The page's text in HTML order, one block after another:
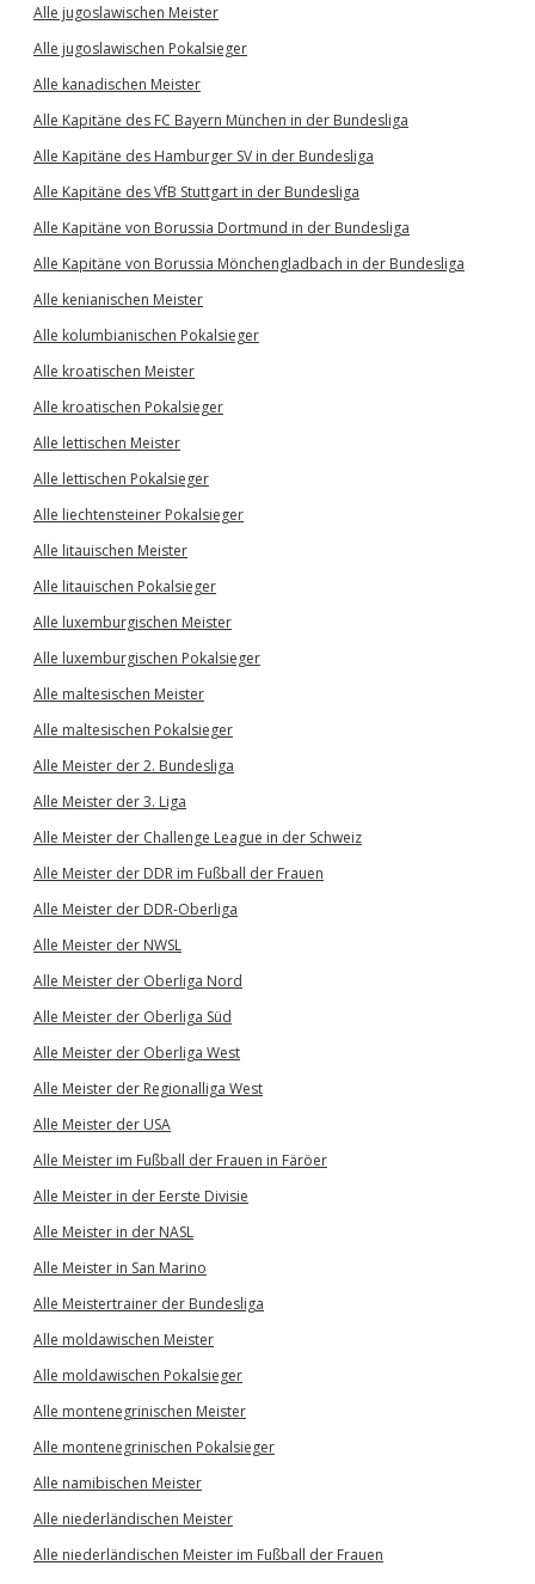
Alle jugoslawischen Meister
Alle jugoslawischen Pokalsieger
Alle kanadischen Meister
Alle Kapitäne des FC Bayern München in der Bundesliga
Alle Kapitäne des Hamburger SV in der Bundesliga
Alle Kapitäne des VfB Stuttgart in der Bundesliga
Alle Kapitäne von Borussia Dortmund in der Bundesliga
Alle Kapitäne von Borussia Mönchengladbach in der Bundesliga
Alle kenianischen Meister
Alle kolumbianischen Pokalsieger
Alle kroatischen Meister
Alle kroatischen Pokalsieger
Alle lettischen Meister
Alle lettischen Pokalsieger
Alle liechtensteiner Pokalsieger
Alle litauischen Meister
Alle litauischen Pokalsieger
Alle luxemburgischen Meister
Alle luxemburgischen Pokalsieger
Alle maltesischen Meister
Alle maltesischen Pokalsieger
Alle Meister der 2. Bundesliga
Alle Meister der 3. Liga
Alle Meister der Challenge League in der Schweiz
Alle Meister der DDR im Fußball der Frauen
Alle Meister der DDR-Oberliga
Alle Meister der NWSL
Alle Meister der Oberliga Nord
Alle Meister der Oberliga Süd
Alle Meister der Oberliga West
Alle Meister der Regionalliga West
Alle Meister der USA
Alle Meister im Fußball der Frauen in Färöer
Alle Meister in der Eerste Divisie
Alle Meister in der NASL
Alle Meister in San Marino
Alle Meistertrainer der Bundesliga
Alle moldawischen Meister
Alle moldawischen Pokalsieger
Alle montenegrinischen Meister
Alle montenegrinischen Pokalsieger
Alle namibischen Meister
Alle niederländischen Meister
Alle niederländischen Meister im Fußball der Frauen